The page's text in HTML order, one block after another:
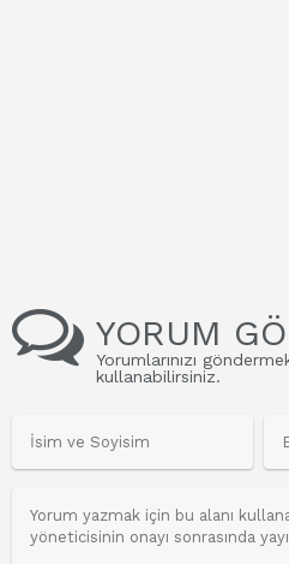
YORUM
Yorumlarınızı
kullanabilirsiniz.